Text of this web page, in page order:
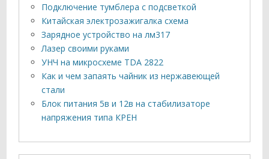
Подключение тумблера с подсветкой
Китайская электрозажигалка схема
Зарядное устройство на лм317
Лазер своими руками
УНЧ на микросхеме TDA 2822
Как и чем запаять чайник из нержавеющей
стали
Блок питания 5в и 12в на стабилизаторе
напряжения типа КРЕН